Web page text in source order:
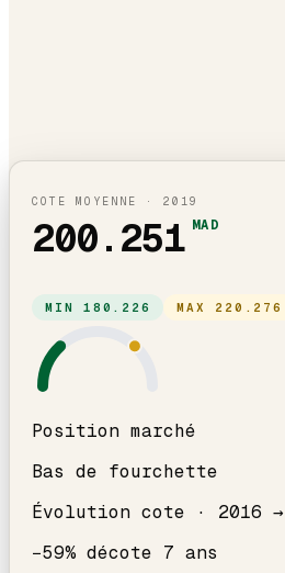
COTE MOYENNE · 2019
200.251 MAD
MIN180.226 MAX 220.276
Position marché
Bas de fourchette
Évolution cote · 2016 →
−59% décote 7 ans